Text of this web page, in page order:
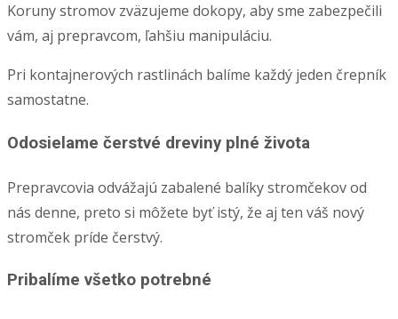
Koruny stromov zväzujeme dokopy, aby sme zabezpečili
vám, aj prepravcom, ľahšiu manipuláciu.
Pri kontajnerových rastlinách balíme každý jeden črepník
samostatne.
Odosielame čerstvé dreviny plné života
Prepravcovia odvážajú zabalené balíky stromčekov od
nás denne, preto si môžete byť istý, že aj ten váš nový
stromček príde čerstvý.
Pribalíme všetko potrebné